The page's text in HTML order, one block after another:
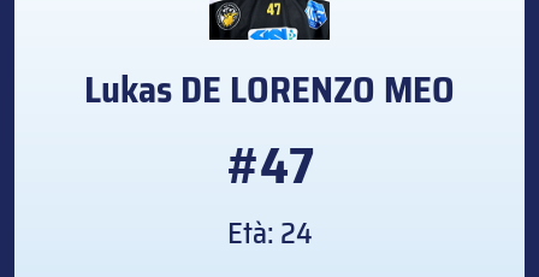
LukasDE LORENZO MEO
#47
Età: 24